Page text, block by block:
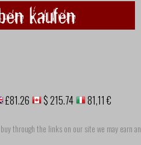
kaufen
£81.26 $ 215.74
81,11 €
through the links on our site we may earn an